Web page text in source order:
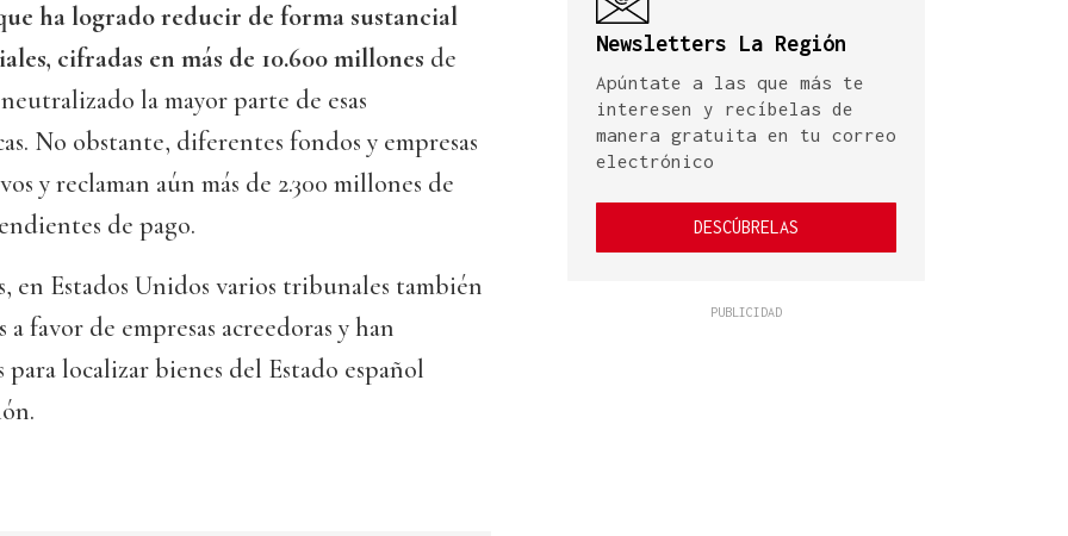
ha logrado reducir de forma sustancial
cifradas en más de 10.600 millones de
la mayor parte de esas
No obstante, diferentes fondos y empresas
y reclaman aún más de 2.300 millones de
de pago.
en Estados Unidos varios tribunales también
favor de empresas acreedoras y han
localizar bienes del Estado español
Newsletters La Región
Apúntate a las que más te
interesen y recíbelas de
manera gratuita en tu correo
electrónico
DESCÚBRELAS